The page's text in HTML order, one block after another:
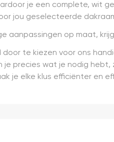
je een complete, wit
jou geselecteerde
aanpassingen op maat,
door te kiezen voor ons
je precies wat je nodig
je elke klus efficiënter en